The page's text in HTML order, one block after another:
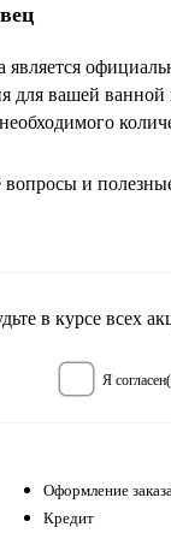
для вашей
вопросы и
в курсе всех
я
Оформление заказа
Кредит